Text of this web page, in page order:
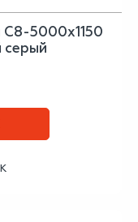
5000х1150
серый